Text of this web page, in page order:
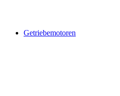
Getriebemotoren